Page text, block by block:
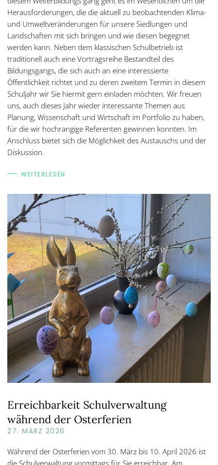
Herausforderungen, die die aktuell zu beobachtenden Klima-
und Umweltveränderungen für unsere Siedlungen und
Landschaften mit sich bringen und wie diesen begegnet
werden kann. Neben dem klassischen Schulbetrieb ist
traditionell auch eine Vortragsreihe Bestandteil des
Bildungsgangs, die sich auch an eine interessierte
Öffentlichkeit richtet und zu deren zweitem Termin in diesem
Schuljahr wir Sie hiermit gern einladen möchten. Wir freuen
uns, auch dieses Jahr wieder interessante Themen aus
Planung, Wissenschaft und Wirtschaft im Portfolio zu haben,
für die wir hochrangige Referenten gewinnen konnten. Im
Anschluss bietet sich die Möglichkeit des Austauschs und der
Diskussion.
WEITERLESEN
Erreichbarkeit Schulverwaltung
während der Osterferien
27. MÄRZ 2026
Während der Osterferien vom 30. März bis 10. April 2026 ist